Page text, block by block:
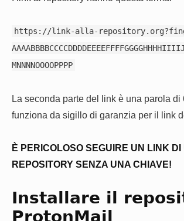
https://link-alla-
MNNNNOOOOPPPP
La seconda parte del link è una parola di
funziona da sigillo di garanzia per il link
È PERICOLOSO SEGUIRE UN LINK DI
REPOSITORY SENZA UNA CHIAVE!
Installare il
ProtonMail